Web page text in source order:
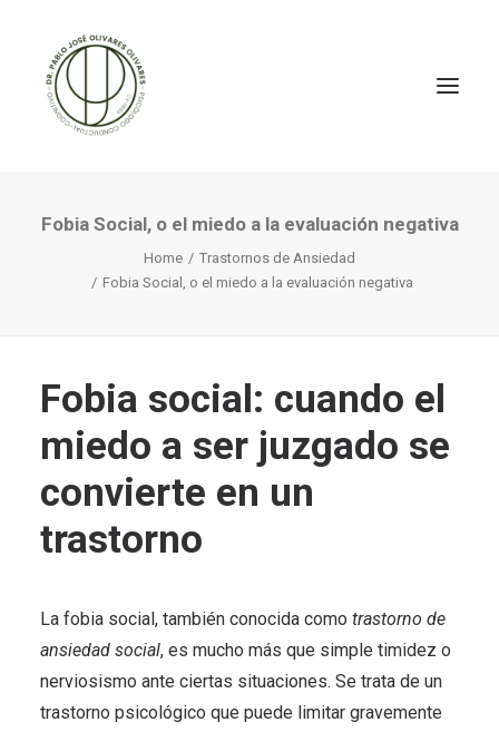
Fobia Social, o el miedo a la evaluación negativa
Home
Trastornos de Ansiedad
Fobia Social, o el miedo a la evaluación negativa
Fobia social: cuando el
miedo a ser juzgado se
convierte en un
trastorno
La fobia social, también conocida como trastorno de
ansiedad social, es mucho más que simple timidez o
nerviosismo ante ciertas situaciones. Se trata de un
trastorno psicológico que puede limitar gravemente